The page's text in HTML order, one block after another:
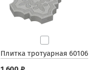
Плитка тротуарная 60106